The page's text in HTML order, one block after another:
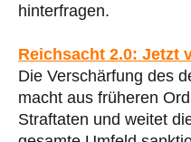
hinterfragen.
Reichsacht 2.0: Jetzt
Die Verschärfung des
macht aus früheren
Straftaten und weitet